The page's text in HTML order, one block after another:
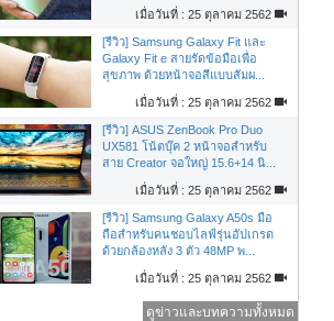
เมื่อวันที่ : 25 ตุลาคม 2562
[รีวิว] Samsung Galaxy Fit และ
Galaxy Fit e สายรัดข้อมือเพื่อ
สุขภาพ ด้วยหน้าจอสีแบบสัมผ...
เมื่อวันที่ : 25 ตุลาคม 2562
[รีวิว] ASUS ZenBook Pro Duo
UX581 โน้ตบุ๊ค 2 หน้าจอสำหรับ
สาย Creator จอใหญ่ 15.6+14 นิ...
เมื่อวันที่ : 25 ตุลาคม 2562
[รีวิว] Samsung Galaxy A50s มือ
ถือสำหรับคนชอบไลฟ์รุ่นอัปเกรด
ด้วยกล้องหลัง 3 ตัว 48MP พ...
เมื่อวันที่ : 25 ตุลาคม 2562
ดูข่าวและบทความทั้งหมด